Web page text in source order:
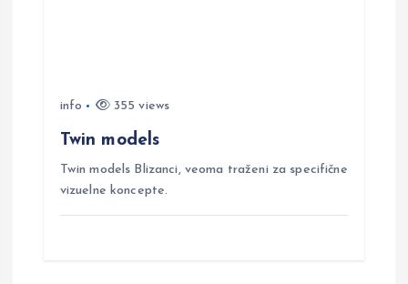
info 355 views
Twin models
Twin models Blizanci, veoma traženi za specifične
vizuelne koncepte.